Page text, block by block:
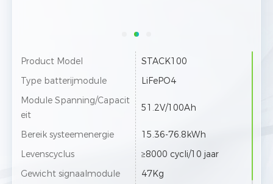
Product Model
STACK100
Type batterijmodule
LiFePO4
Module Spanning/Capacit
eit
51.2V/100Ah
Bereik systeemenergie
15.36-76.8kWh
Levenscyclus
≥8000 cycli/10 jaar
Gewicht signaalmodule
47Kg